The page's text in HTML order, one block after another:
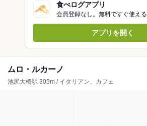
食べログアプリ
会員登録なし。無料ですぐ使える
アプリを開く
ムロ・ルカーノ
池尻大橋駅 305m / イタリアン、カフェ